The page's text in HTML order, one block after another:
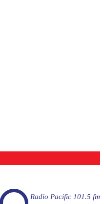
Radio Pacific 101.5 fm